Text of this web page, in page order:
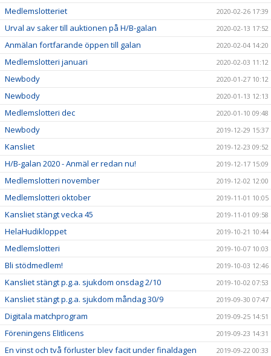
Medlemslotteriet 2020-02-26 17:39
Urval av saker till auktionen på H/B-galan 2020-02-13 17:52
Anmälan fortfarande öppen till galan 2020-02-04 14:20
Medlemslotteri januari 2020-02-03 11:12
Newbody 2020-01-27 10:12
Newbody 2020-01-13 12:13
Medlemslotteri dec 2020-01-10 09:48
Newbody 2019-12-29 15:37
Kansliet 2019-12-23 09:52
H/B-galan 2020 - Anmäl er redan nu! 2019-12-17 15:09
Medlemslotteri november 2019-12-02 12:00
Medlemslotteri oktober 2019-11-01 10:05
Kansliet stängt vecka 45 2019-11-01 09:58
HelaHudikloppet 2019-10-21 10:44
Medlemslotteri 2019-10-07 10:03
Bli stödmedlem! 2019-10-03 12:46
Kansliet stängt p.g.a. sjukdom onsdag 2/10 2019-10-02 07:53
Kansliet stängt p.g.a. sjukdom måndag 30/9 2019-09-30 07:47
Digitala matchprogram 2019-09-25 14:51
Föreningens Elitlicens 2019-09-23 14:31
En vinst och två förluster blev facit under finaldagen 2019-09-22 00:33